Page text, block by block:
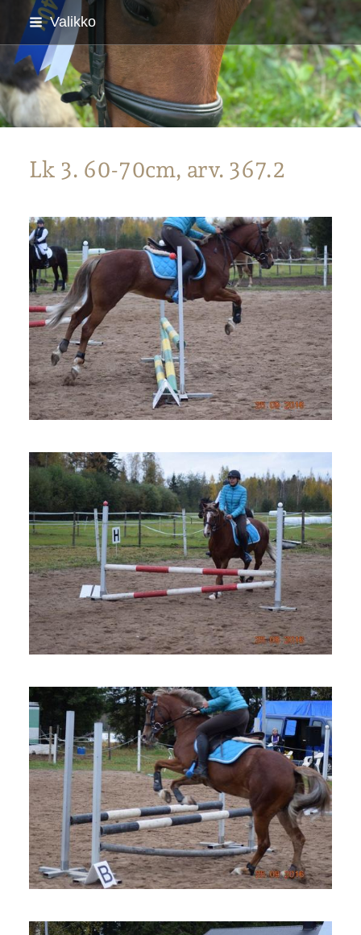
Siirry
sivun
sisältöön
Valikko
Parkanon Ratsastajat
Lk 3. 60-70cm, arv. 367.2